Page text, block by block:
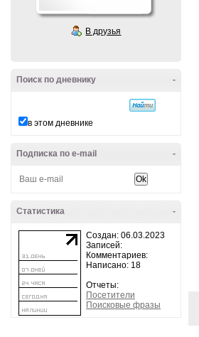
В друзья
-
Поиск по дневнику
в этом дневнике
-
Подписка по e-mail
-
Статистика
Создан: 06.03.2023
Записей:
Комментариев:
Написано: 18
Отчеты:
Посетители
Поисковые фразы